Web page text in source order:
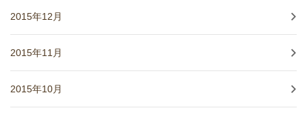
2015年12月
2015年11月
2015年10月